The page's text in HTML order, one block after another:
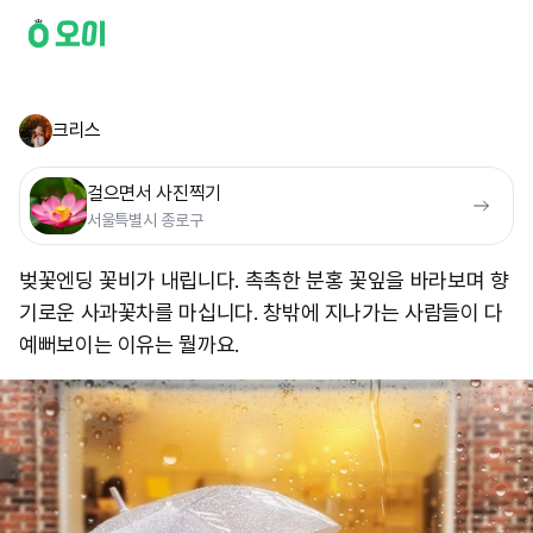
크리스
걸으면서 사진찍기
서울특별시 종로구
벚꽃엔딩 꽃비가 내립니다. 촉촉한 분홍 꽃잎을 바라보며 향
기로운 사과꽃차를 마십니다. 창밖에 지나가는 사람들이 다
예뻐보이는 이유는 뭘까요.